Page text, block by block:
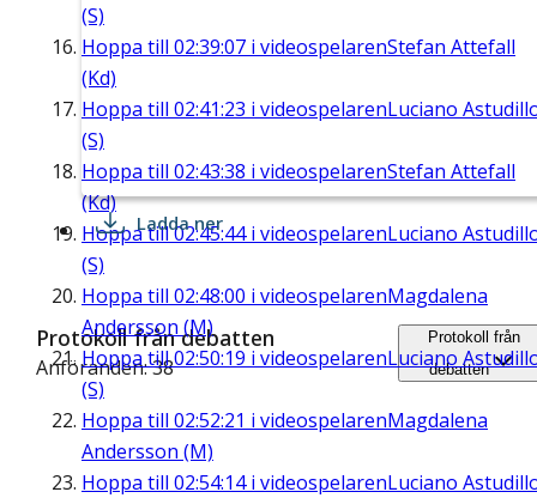
(S)
Hoppa till 02:39:07 i videospelarenStefan Attefall
(Kd)
Hoppa till 02:41:23 i videospelarenLuciano
(S)
Hoppa till 02:43:38 i videospelarenStefan Attefall
(Kd)
Hoppa till02:45:44i videospelarenLuciano
(S)
Hoppa till 02:48:00 i videospelarenMagdalena
Andersson (M)
Hoppa till02:50:19 i videospelarenLuciano
(S)
Hoppa till 02:52:21 i videospelarenMagdalena
Andersson (M)
Hoppa till 02:54:14i videospelarenLuciano
Ladda ner
Protokoll från debatten
Anföranden: 38
Protokoll från
debatten